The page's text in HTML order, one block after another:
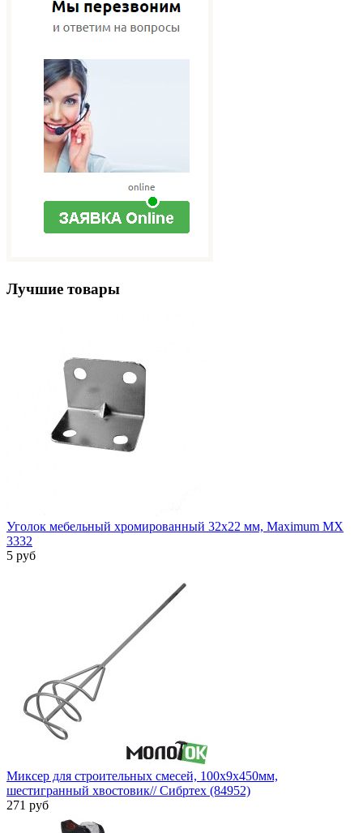
Лучшие товары
Уголок мебельный хромированный 32x22 мм, Maximum MX
3332
5 руб
Миксер для строительных смесей, 100х9х450мм,
шестигранный хвостовик// Сибртех (84952)
271 руб